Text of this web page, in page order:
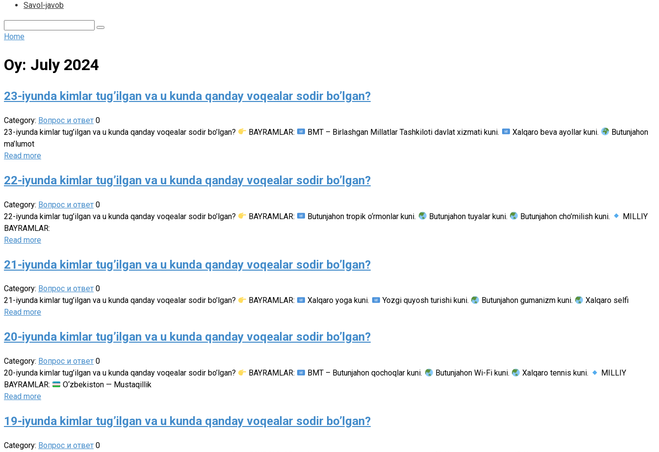
Savol-javob
Home
Oy: July 2024
23-iyunda kimlar tug’ilgan va u kunda qanday voqealar sodir bo’lgan?
Category: Вопрос и ответ 0
23-iyunda kimlar tug’ilgan va u kunda qanday voqealar sodir bo’lgan?
BAYRAMLAR: BMT – Birlashgan Millatlar Tashkiloti davlat xizmati kuni. Xalqaro beva ayollar kuni.
Butunjahon
ma’lumot
Read more
22-iyunda kimlar tug’ilgan va u kunda qanday voqealar sodir bo’lgan?
Category: Вопрос и ответ 0
22-iyunda kimlar tug’ilgan va u kunda qanday voqealar sodir bo’lgan?
BAYRAMLAR: Butunjahon tropik o‘rmonlar kuni. Butunjahon tuyalar kuni. Butunjahon cho’milish kuni.
MILLIY
BAYRAMLAR:
Read more
21-iyunda kimlar tug’ilgan va u kunda qanday voqealar sodir bo’lgan?
Category: Вопрос и ответ 0
21-iyunda kimlar tug’ilgan va u kunda qanday voqealar sodir bo’lgan?
BAYRAMLAR: Xalqaro yoga kuni. Yozgi quyosh turishi kuni. Butunjahon gumanizm kuni.
Xalqaro selfi
Read more
20-iyunda kimlar tug’ilgan va u kunda qanday voqealar sodir bo’lgan?
Category: Вопрос и ответ 0
20-iyunda kimlar tug’ilgan va u kunda qanday voqealar sodir bo’lgan?
BAYRAMLAR: BMT – Butunjahon qochoqlar kuni. Butunjahon Wi-Fi kuni. Xalqaro tennis kuni.
MILLIY
BAYRAMLAR:
O‘zbekiston — Mustaqillik
Read more
19-iyunda kimlar tug’ilgan va u kunda qanday voqealar sodir bo’lgan?
Category: Вопрос и ответ 0